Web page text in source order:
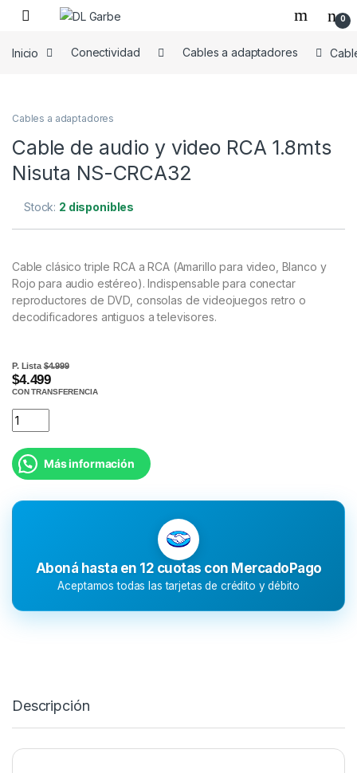
0
Inicio Conectividad Cables a adaptadores
Cables a adaptadores
Cable de audio y video RCA 1.8mts
Nisuta NS-CRCA32
Stock: 2 disponibles
Cable clásico triple RCA a RCA (Amarillo para video, Blanco y
Rojo para audio estéreo). Indispensable para conectar
reproductores de DVD, consolas de videojuegos retro o
decodificadores antiguos a televisores.
P. Lista$4.999
$4.499
CON TRANSFERENCIA
Más información
Aboná hasta en 12 cuotas con MercadoPago
Aceptamos todas las tarjetas de crédito y débito
Descripción